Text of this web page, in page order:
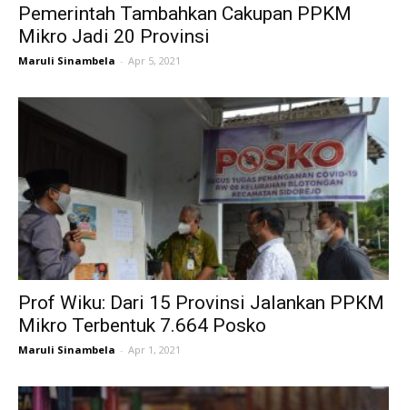
Pemerintah Tambahkan Cakupan PPKM
Mikro Jadi 20 Provinsi
Maruli Sinambela - Apr 5, 2021
Prof Wiku: Dari 15 Provinsi Jalankan PPKM
Mikro Terbentuk 7.664 Posko
Maruli Sinambela - Apr 1, 2021